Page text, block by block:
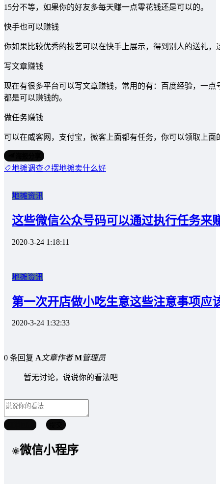
15分不等，如果你的好友多每天赚一点零花钱还是可以的。
快手也可以赚钱
你如果比较优秀的技艺可以在快手上展示，得到别人的送礼，
写文章赚钱
现在有很多平台可以写文章赚钱，常用的有：百度经验，一
都是可以赚钱的。
做任务赚钱
可以在威客网，支付宝，微客上面都有任务，你可以领取上
地摊调查 摆地摊卖什么好
地摊资讯
这些微信公众号码可以通过执行任务来
2020-3-24 1:18:11
地摊资讯
第一次开店做小吃生意这些注意事项应
2020-3-24 1:32:33
0 条回复 A文章作者 M管理员
暂无讨论，说说你的看法吧
微信小程序